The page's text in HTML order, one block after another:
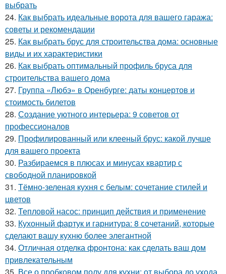
выбрать
24. Как выбрать идеальные ворота для вашего гаража:
советы и рекомендации
25. Как выбрать брус для строительства дома: основные
виды и их характеристики
26. Как выбрать оптимальный профиль бруса для
строительства вашего дома
27. Группа «Любэ» в Оренбурге: даты концертов и
стоимость билетов
28. Создание уютного интерьера: 9 советов от
профессионалов
29. Профилированный или клееный брус: какой лучше
для вашего проекта
30. Разбираемся в плюсах и минусах квартир с
свободной планировкой
31. Тёмно-зеленая кухня с белым: сочетание стилей и
цветов
32. Тепловой насос: принцип действия и применение
33. Кухонный фартук и гарнитура: 8 сочетаний, которые
сделают вашу кухню более элегантной
34. Отличная отделка фронтона: как сделать ваш дом
привлекательным